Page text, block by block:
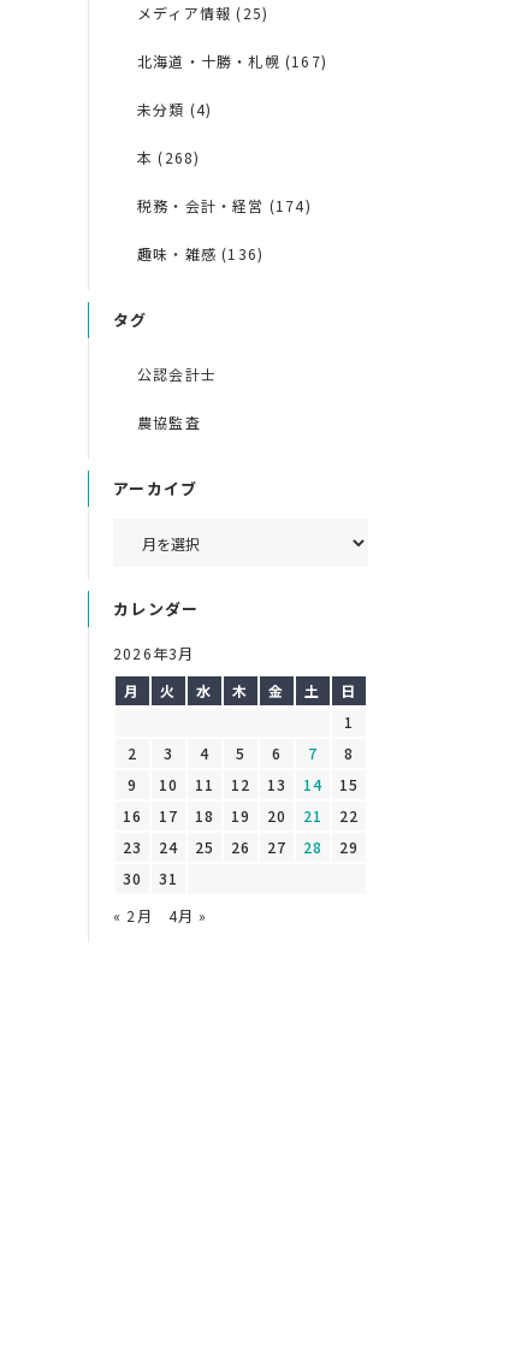
メディア情報 (25)
北海道・十勝・札幌 (167)
未分類 (4)
本 (268)
税務・会計・経営 (174)
趣味・雑感 (136)
タグ
公認会計士
農協監査
アーカイブ
カレンダー
2026年3月
月
火 水 木 金 土
日
1
2
3 4 5 6 7
8
9
10 11 12 13 14
15
16
17 18 19 20 21
22
23
24 25 26 27 28
29
30
31
« 2月
4月 »